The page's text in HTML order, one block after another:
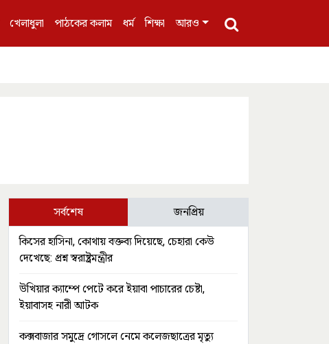
খেলাধুলা পাঠকের কলাম ধর্ম শিক্ষা আরও
সর্বশেষ জনপ্রিয়
কিসের হাসিনা, কোথায় বক্তব্য দিয়েছে, চেহারা কেউ
দেখেছে: প্রশ্ন স্বরাষ্ট্রমন্ত্রীর
উখিয়ার ক্যাম্পে পেটে করে ইয়াবা পাচারের চেষ্টা,
ইয়াবাসহ নারী আটক
কক্সবাজার সমুদ্রে গোসলে নেমে কলেজছাত্রের মৃত্যু